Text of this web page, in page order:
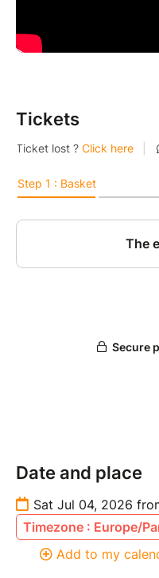
Tickets
Date and place
Sat Jul 04, 2026
Timezone : Europe/
Add to my